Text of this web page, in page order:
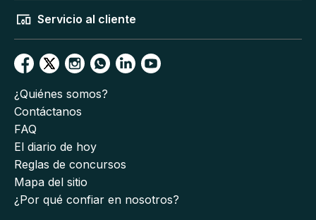
Servicio al cliente
¿Quiénes somos?
Contáctanos
FAQ
El diario de hoy
Reglas de concursos
Mapa del sitio
¿Por qué confiar en nosotros?